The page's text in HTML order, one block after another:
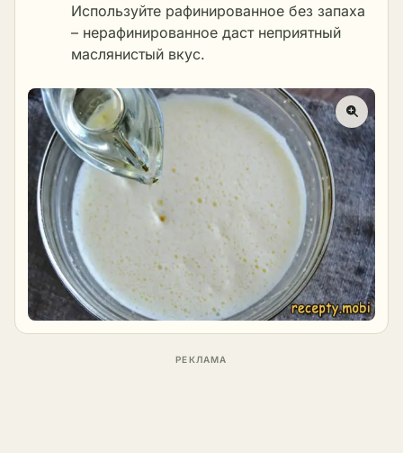
Используйте рафинированное без запаха
– нерафинированное даст неприятный
маслянистый вкус.